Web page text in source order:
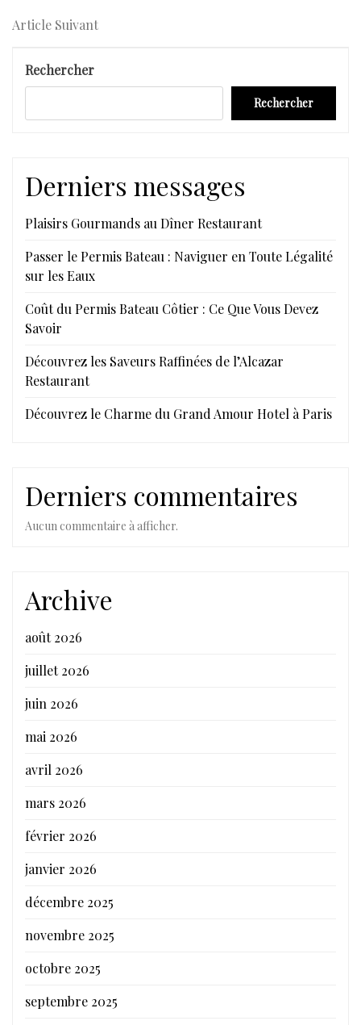
de
Article
Article Suivant
Rechercher
Rechercher
Derniers messages
Plaisirs Gourmands au Dîner Restaurant
Passer le Permis Bateau : Naviguer en Toute Légalité
sur les Eaux
Coût du Permis Bateau Côtier : Ce Que Vous Devez
Savoir
Découvrez les Saveurs Raffinées de l’Alcazar
Restaurant
Découvrez le Charme du Grand Amour Hotel à Paris
Derniers commentaires
Aucun commentaire à afficher.
Archive
août 2026
juillet 2026
juin 2026
mai 2026
avril 2026
mars 2026
février 2026
janvier 2026
décembre 2025
novembre 2025
octobre 2025
septembre 2025